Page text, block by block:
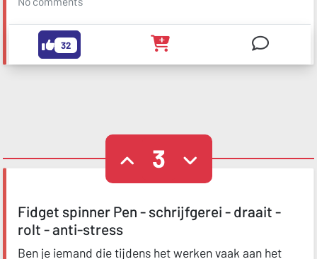
32
3
Fidget spinner Pen - schrijfgerei - draait -
rolt - anti-stress
Ben je iemand die tijdens het werken vaak aan het